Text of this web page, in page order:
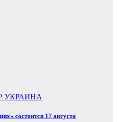
УКРАИНА
состоится 17 августа